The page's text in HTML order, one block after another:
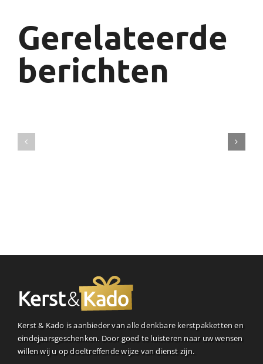
Gerelateerde
berichten
Kerst & Kado is aanbieder van alle denkbare kerstpakketten en
eindejaarsgeschenken. Door goed te luisteren naar uw wensen
willen wij u op doeltreffende wijze van dienst zijn.